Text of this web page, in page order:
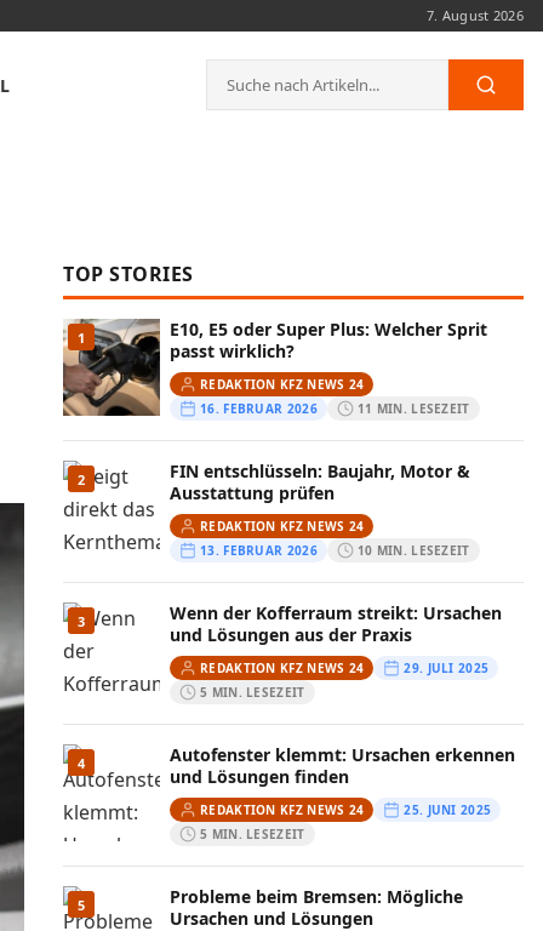
7. August 2026
Suche
nach:
TOP STORIES
1
E10, E5 oder Super Plus: Welcher Sprit
passt wirklich?
REDAKTION KFZ NEWS 24
16. FEBRUAR 2026
11 MIN. LESEZEIT
2
FIN entschlüsseln: Baujahr, Motor &
Ausstattung prüfen
REDAKTION KFZ NEWS 24
13. FEBRUAR 2026
10 MIN. LESEZEIT
3
Wenn der Kofferraum streikt: Ursachen
und Lösungen aus der Praxis
REDAKTION KFZ NEWS 24
29. JULI 2025
5 MIN. LESEZEIT
4
Autofenster klemmt: Ursachen erkennen
und Lösungen finden
REDAKTION KFZ NEWS 24
25. JUNI 2025
5 MIN. LESEZEIT
5
Probleme beim Bremsen: Mögliche
Ursachen und Lösungen